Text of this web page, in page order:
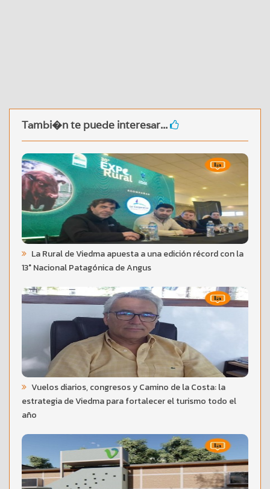
Tambi�n te puede interesar...
La Rural de Viedma apuesta a una edición récord con la
13° Nacional Patagónica de Angus
Vuelos diarios, congresos y Camino de la Costa: la
estrategia de Viedma para fortalecer el turismo todo el
año